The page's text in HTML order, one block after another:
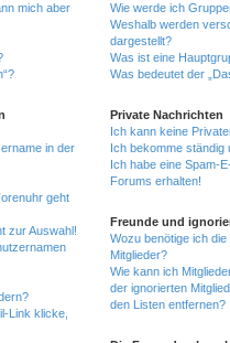
mich aber
in der
geht
zur Auswahl!
Link klicke,
Wie werde ich
Weshalb werden
dargestellt?
Was ist eine
Was bedeutet der
Private Nachrichten
Ich kann keine
Ich bekomme ständig
Ich habe eine Spam-
Forums erhalten!
Freunde und
Wozu benötige ich
Mitglieder?
Wie kann ich
der ignorierten
den Listen entfernen?